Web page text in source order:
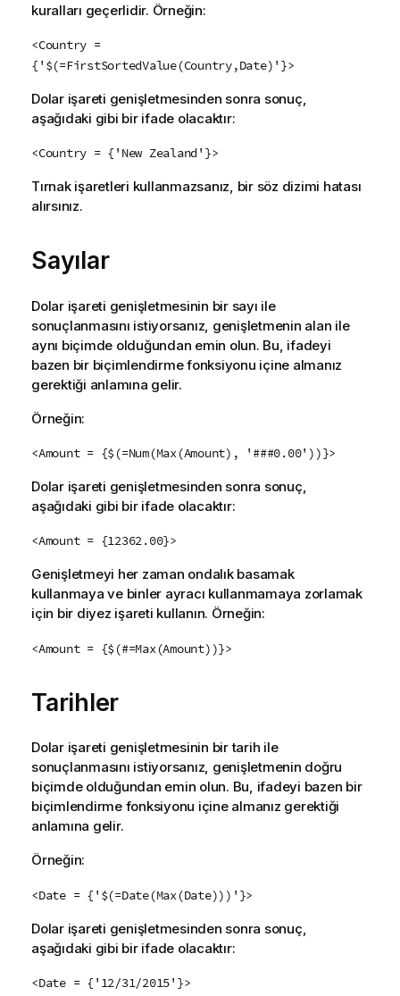
kuralları geçerlidir. Örneğin:
<Country =
{'$(=FirstSortedValue(Country,Date)'}>
Dolar işareti genişletmesinden sonra sonuç,
aşağıdaki gibi bir ifade olacaktır:
<Country = {'New Zealand'}>
Tırnak işaretleri kullanmazsanız, bir söz dizimi hatası
alırsınız.
Sayılar
Dolar işareti genişletmesinin bir sayı ile
sonuçlanmasını istiyorsanız, genişletmenin alan ile
aynı biçimde olduğundan emin olun. Bu, ifadeyi
bazen bir biçimlendirme fonksiyonu içine almanız
gerektiği anlamına gelir.
Örneğin:
<Amount = {$(=Num(Max(Amount), '###0.00'))}>
Dolar işareti genişletmesinden sonra sonuç,
aşağıdaki gibi bir ifade olacaktır:
<Amount = {12362.00}>
Genişletmeyi her zaman ondalık basamak
kullanmaya ve binler ayracı kullanmamaya zorlamak
için bir diyez işareti kullanın. Örneğin:
<Amount = {$(#=Max(Amount))}>
Tarihler
Dolar işareti genişletmesinin bir tarih ile
sonuçlanmasını istiyorsanız, genişletmenin doğru
biçimde olduğundan emin olun. Bu, ifadeyi bazen bir
biçimlendirme fonksiyonu içine almanız gerektiği
anlamına gelir.
Örneğin:
<Date = {'$(=Date(Max(Date)))'}>
Dolar işareti genişletmesinden sonra sonuç,
aşağıdaki gibi bir ifade olacaktır:
<Date = {'12/31/2015'}>